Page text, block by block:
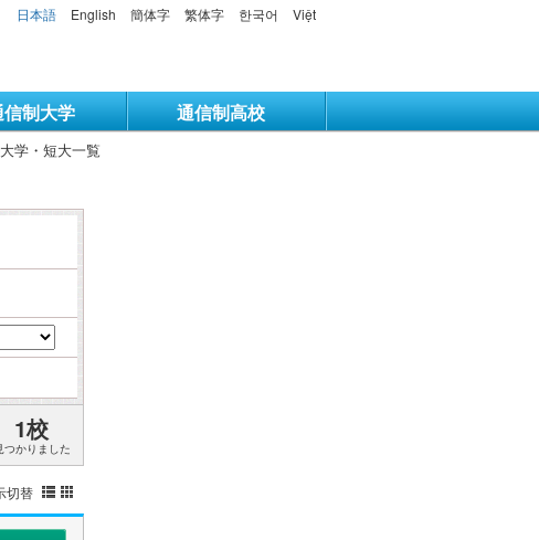
日本語 English 簡体字 繁体字 한국어 Việt
信制大学 通信制高校
学・短大一覧
1校
つかりました
切替